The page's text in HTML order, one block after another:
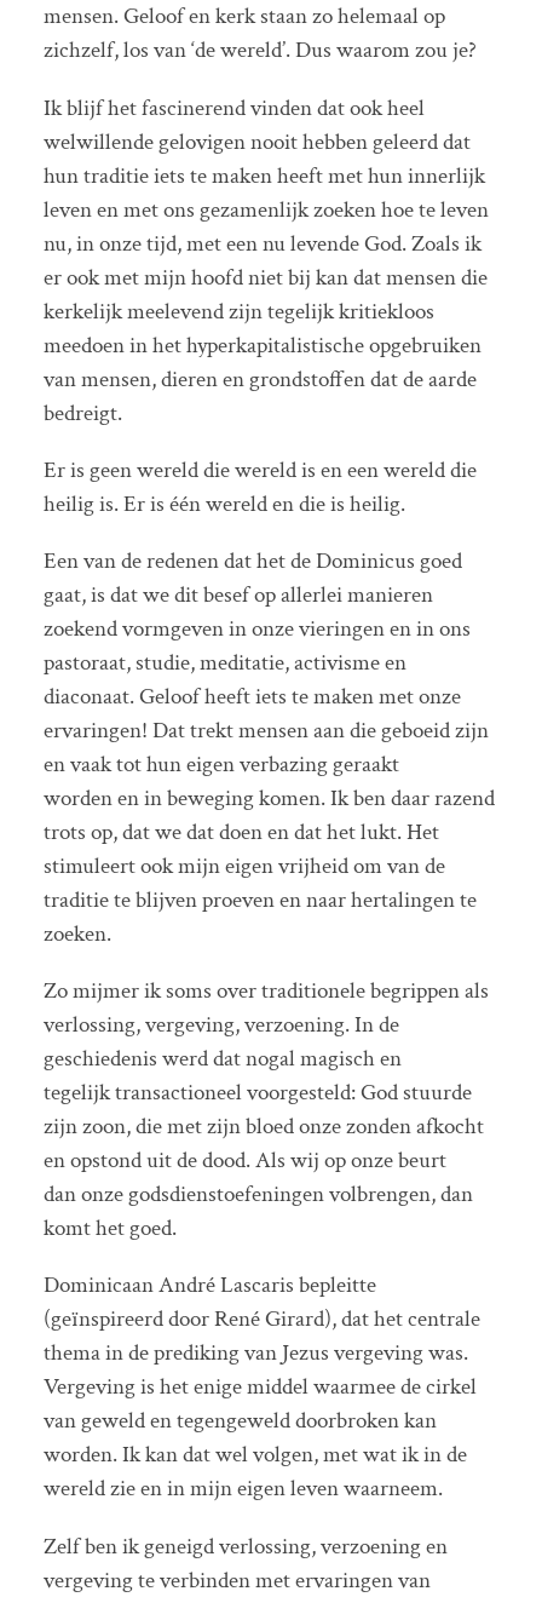
mensen. Geloof en kerk staan zo helemaal op
zichzelf, los van ‘de wereld’. Dus waarom zou je?
Ik blijf het fascinerend vinden dat ook heel
welwillende gelovigen nooit hebben geleerd dat
hun traditie iets te maken heeft met hun innerlijk
leven en met ons gezamenlijk zoeken hoe te leven
nu, in onze tijd, met een nu levende God. Zoals ik
er ook met mijn hoofd niet bij kan dat mensen die
kerkelijk meelevend zijn tegelijk kritiekloos
meedoen in het hyperkapitalistische opgebruiken
van mensen, dieren en grondstoffen dat de aarde
bedreigt.
Er is geen wereld die wereld is en een wereld die
heilig is. Er is één wereld en die is heilig.
Een van de redenen dat het de Dominicus goed
gaat, is dat we dit besef op allerlei manieren
zoekend vormgeven in onze vieringen en in ons
pastoraat, studie, meditatie, activisme en
diaconaat. Geloof heeft iets te maken met onze
ervaringen! Dat trekt mensen aan die geboeid zijn
en vaak tot hun eigen verbazing geraakt
worden en in beweging komen. Ik ben daar razend
trots op, dat we dat doen en dat het lukt. Het
stimuleert ook mijn eigen vrijheid om van de
traditie te blijven proeven en naar hertalingen te
zoeken.
Zo mijmer ik soms over traditionele begrippen als
verlossing, vergeving, verzoening. In de
geschiedenis werd dat nogal magisch en
tegelijk transactioneel voorgesteld: God stuurde
zijn zoon, die met zijn bloed onze zonden afkocht
en opstond uit de dood. Als wij op onze beurt
dan onze godsdienstoefeningen volbrengen, dan
komt het goed.
Dominicaan André Lascaris bepleitte
(geïnspireerd door René Girard), dat het centrale
thema in de prediking van Jezus vergeving was.
Vergeving is het enige middel waarmee de cirkel
van geweld en tegengeweld doorbroken kan
worden. Ik kan dat wel volgen, met wat ik in de
wereld zie en in mijn eigen leven waarneem.
Zelf ben ik geneigd verlossing, verzoening en
vergeving te verbinden met ervaringen van